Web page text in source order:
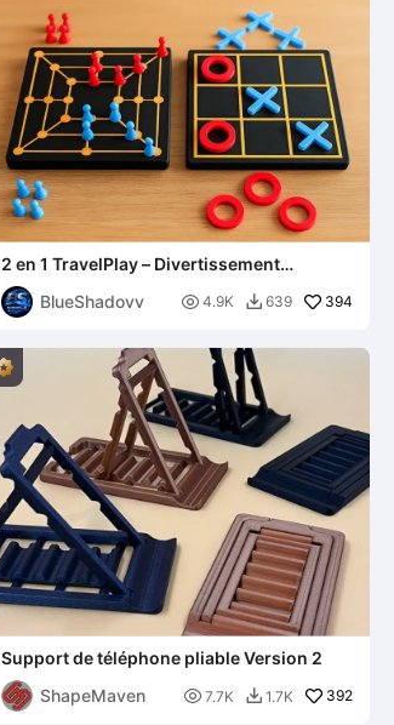
2 en 1 TravelPlay – Divertissement
compact partout
BlueShadovv
 4.9K  639 394
Support de téléphone pliable Version 2
ShapeMaven
 7.7K  1.7K 392